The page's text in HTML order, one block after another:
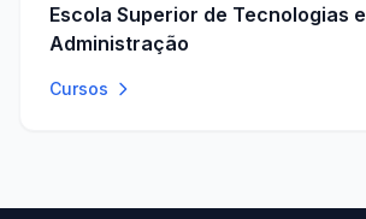
Escola Superior de Tecnologias e
Administração
Cursos